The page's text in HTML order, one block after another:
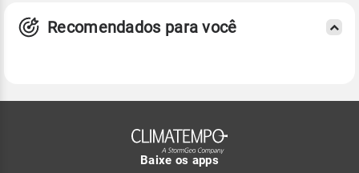
Recomendados para você
Baixe os apps